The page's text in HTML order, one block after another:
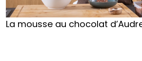
La mousse au chocolat